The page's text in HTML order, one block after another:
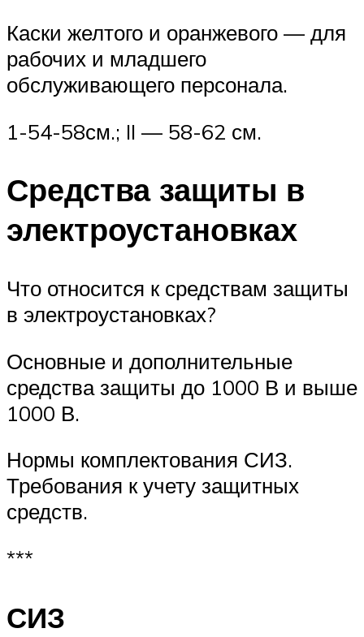
Каски желтого и оранжевого — для
рабочих и младшего
обслуживающего персонала.
1-54-58см.; II — 58-62 см.
Средства защиты в
электроустановках
Что относится к средствам защиты
в электроустановках?
Основные и дополнительные
средства защиты до 1000 В и выше
1000 В.
Нормы комплектования СИЗ.
Требования к учету защитных
средств.
***
СИЗ